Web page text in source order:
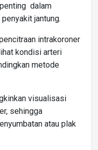
dalam
jantung.
intrakoroner
kondisi arteri
metode
visualisasi
sehingga
atau plak